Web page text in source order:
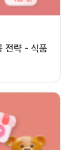
전략 - 식품